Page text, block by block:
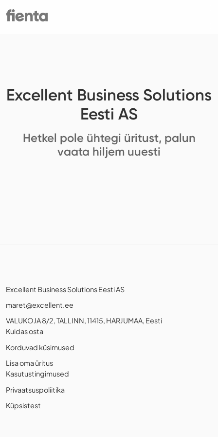
Excellent Business Solutions
Eesti AS
Hetkel pole ühtegi üritust, palun
vaata hiljem uuesti
Excellent Business Solutions Eesti AS
maret@excellent.ee
VALUKOJA 8/2, TALLINN, 11415, HARJUMAA, Eesti
Kuidas osta
Korduvad küsimused
Lisa oma üritus
Kasutustingimused
Privaatsuspoliitika
Küpsistest